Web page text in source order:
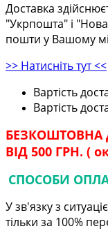
Доставка
"Укрпошта" і
пошти у Вашому
>> Натисніть тут <<
Вартість
Вартість
БЕЗКОШТОВНА
ВІД 500 ГРН. (
СПОСОБИ
У зв'язку з
тільки за 100%